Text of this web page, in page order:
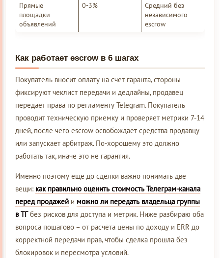
Прямые
площадки
объявлений
0-3%
Средний без
независимого
escrow
Как работает escrow в 6 шагах
Покупатель вносит оплату на счет гаранта, стороны
фиксируют чеклист передачи и дедлайны, продавец
передает права по регламенту Telegram. Покупатель
проводит техническую приемку и проверяет метрики 7-14
дней, после чего escrow освобождает средства продавцу
или запускает арбитраж. По-хорошему это должно
работать так, иначе это не гарантия.
Именно поэтому ещё до сделки важно понимать две
вещи: как правильно оценить стоимость Телеграм-канала
перед продажей и можно ли передать владельца группы
в ТГбез рисков для доступа и метрик. Ниже разбираю оба
вопроса пошагово – от расчёта цены по доходу и ERR до
корректной передачи прав, чтобы сделка прошла без
блокировок и пересмотра условий.